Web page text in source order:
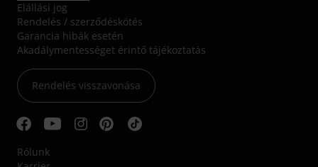
Elállási jog
Rendelés / szerződéskötés
Garancia hibák esetén
Akadálymentességet érintő tájékoztatás
Rendelés visszavonása
Rólunk